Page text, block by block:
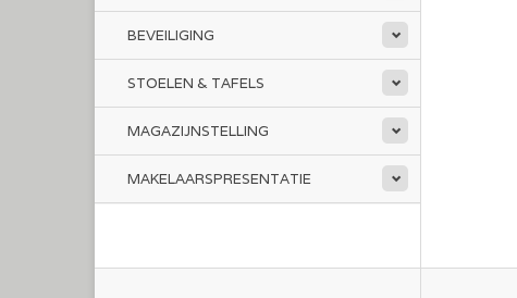
BEVEILIGING
STOELEN & TAFELS
MAGAZIJNSTELLING
MAKELAARSPRESENTATIE